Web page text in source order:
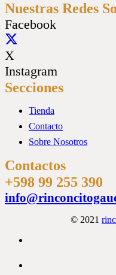
Nuestras Redes
Facebook
X
Instagram
Secciones
Tienda
Contacto
Sobre Nosotros
Contactos
+598 99 255 390
© 2021